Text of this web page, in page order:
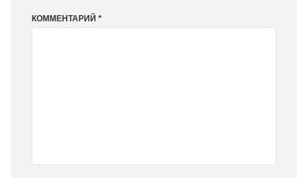
КОММЕНТАРИЙ *